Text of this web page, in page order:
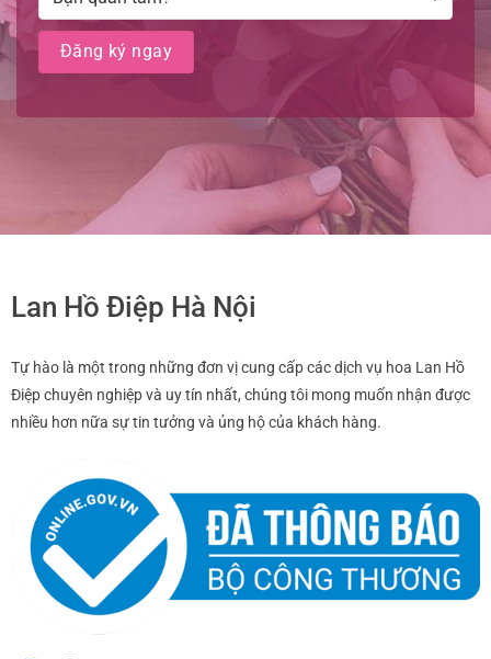
Lan Hồ Điệp Hà Nội
Tự hào là một trong những đơn vị cung cấp các dịch vụ hoa Lan Hồ
Điệp chuyên nghiệp và uy tín nhất, chúng tôi mong muốn nhận được
nhiều hơn nữa sự tin tưởng và ủng hộ của khách hàng.